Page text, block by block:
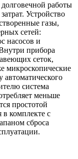
работы
Устройство
газы,
сетей:
насосов и
прибора
сеток,
микроскопические
автоматического
система
меньше
простотой
в комплекте с
сброса